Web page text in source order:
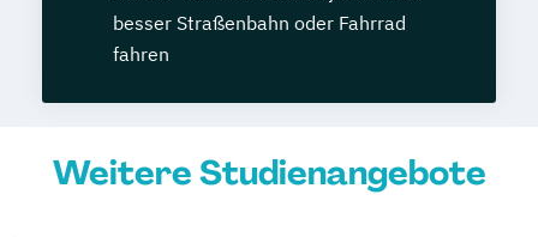
besser Straßenbahn oder Fahrrad
fahren
Weitere Studienangebote